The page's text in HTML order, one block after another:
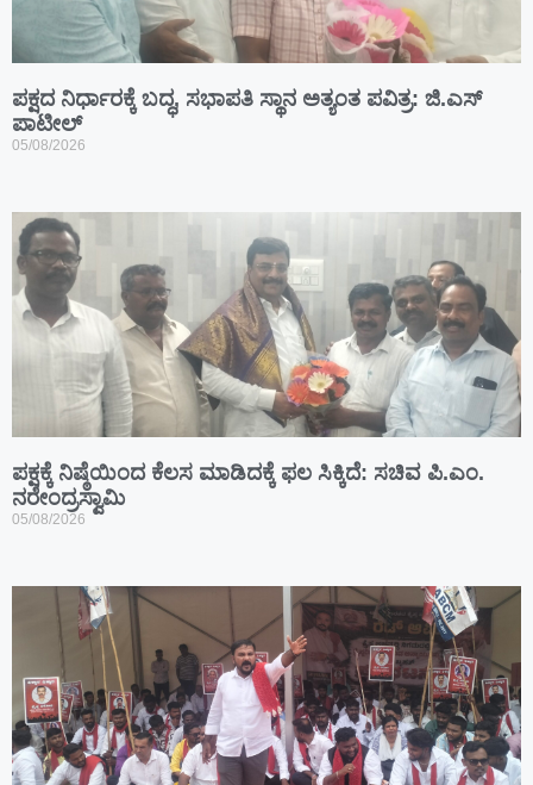
ಪಕ್ಷದ ನಿರ್ಧಾರಕ್ಕೆ ಬದ್ಧ, ಸಭಾಪತಿ ಸ್ಥಾನ ಅತ್ಯಂತ ಪವಿತ್ರ: ಜಿ.ಎಸ್
ಪಾಟೀಲ್
05/08/2026
ಪಕ್ಷಕ್ಕೆ ನಿಷ್ಠೆಯಿಂದ ಕೆಲಸ ಮಾಡಿದಕ್ಕೆ ಫಲ ಸಿಕ್ಕಿದೆ: ಸಚಿವ ಪಿ.ಎಂ.
ನರೇಂದ್ರಸ್ವಾಮಿ
05/08/2026